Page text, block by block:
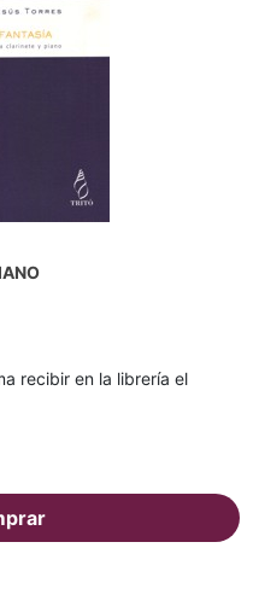
recibir en la librería el